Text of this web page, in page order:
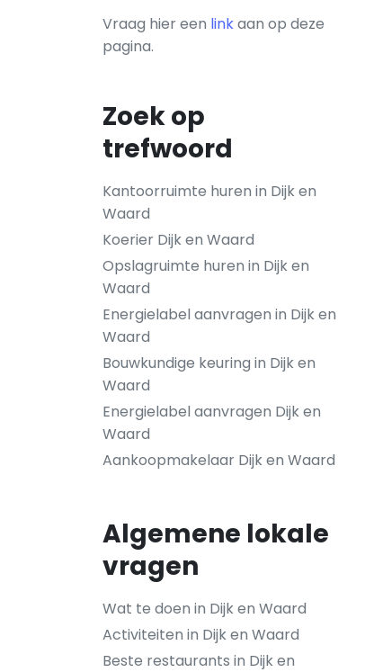
Vraag hier een linkaan op deze
pagina.
Zoek op
trefwoord
Kantoorruimte huren in Dijk en
Waard
Koerier Dijk en Waard
Opslagruimte huren in Dijk en
Waard
Energielabel aanvragen in Dijk en
Waard
Bouwkundige keuring in Dijk en
Waard
Energielabel aanvragen Dijk en
Waard
Aankoopmakelaar Dijk en Waard
Algemene lokale
vragen
Wat te doen in Dijk en Waard
Activiteiten in Dijk en Waard
Beste restaurants in Dijk en